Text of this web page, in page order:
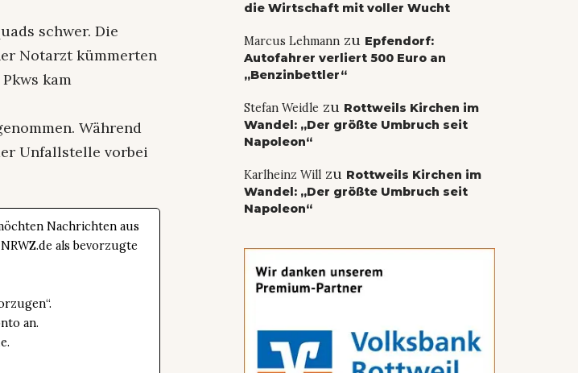
schwer. Die
Notarzt kümmerten
kam
Während
Unfallstelle vorbei
Nachrichten aus
als bevorzugte
an.
die Wirtschaft mit voller Wucht
Marcus Lehmannzu Epfendorf:
Autofahrer verliert 500 Euro an
„Benzinbettler“
Stefan Weidle zu Rottweils Kirchen im
Wandel: „Der größte Umbruch seit
Napoleon“
Karlheinz Willzu Rottweils Kirchen im
Wandel: „Der größte Umbruch seit
Napoleon“